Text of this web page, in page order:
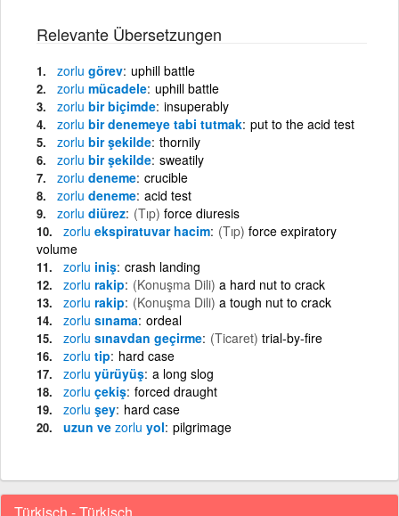
Relevante Übersetzungen
zorlu görev uphill battle
zorlu mücadele uphill battle
zorlu bir biçimde insuperably
zorlu bir denemeye tabi tutmak put to the acid test
zorlu bir şekilde thornily
zorlu bir şekilde sweatily
zorlu deneme crucible
zorlu deneme acid test
zorlu diürez (Tıp) force diuresis
zorlu ekspiratuvar hacim (Tıp) force expiratory
volume
zorlu iniş crash landing
zorlu rakip (Konuşma Dili) a hard nut to crack
zorlu rakip (Konuşma Dili) a tough nut to crack
zorlu sınama ordeal
zorlu sınavdan geçirme (Ticaret) trial-by-fire
zorlu tip hard case
zorlu yürüyüş a long slog
zorlu çekiş forced draught
zorlu şey hard case
uzun ve zorlu yol pilgrimage
Türkisch - Türkisch